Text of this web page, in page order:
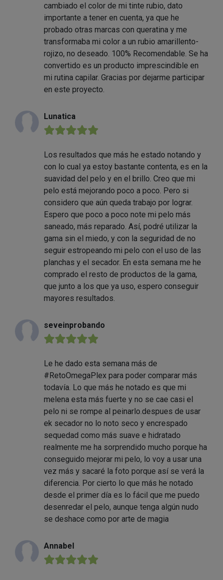
cambiado el color de mi tinte rubio, dato
importante a tener en cuenta, ya que he
probado otras marcas con queratina y me
transformaba mi color a un rubio amarillento-
rojizo, no deseado. 100% Recomendable. Se ha
convertido es un producto imprescindible en
mi rutina capilar. Gracias por dejarme participar
en este proyecto.
Lunatica
★★★★★
Los resultados que más he estado notando y
con lo cual ya estoy bastante contenta, es en la
suavidad del pelo y en el brillo. Creo que mi
pelo está mejorando poco a poco. Pero si
considero que aún queda trabajo por lograr.
Espero que poco a poco note mi pelo más
saneado, más reparado. Así, podré utilizar la
gama sin el miedo, y con la seguridad de no
seguir estropeando mi pelo con el uso de las
planchas y el secador. En esta semana me he
comprado el resto de productos de la gama,
que junto a los que ya uso, espero conseguir
mayores resultados.
seveinprobando
★★★★★
Le he dado esta semana más de
#RetoOmegaPlex para poder comparar más
todavía. Lo que más he notado es que mi
melena esta más fuerte y no se cae casi el
pelo ni se rompe al peinarlo.despues de usar
ek secador no lo noto seco y encrespado
sequedad como más suave e hidratado
realmente me ha sorprendido mucho porque ha
conseguido mejorar mi pelo, lo voy a usar una
vez más y sacaré la foto porque así se verá la
diferencia. Por cierto lo que más he notado
desde el primer día es lo fácil que me puedo
desenredar el pelo, aunque tenga algún nudo
se deshace como por arte de magia
Annabel
★★★★★